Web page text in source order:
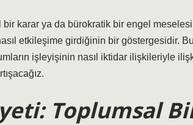
bir karar ya da bürokratik bir engel meselesi
etkileşime girdiğinin bir göstergesidir. Bu
işleyişinin nasıl iktidar ilişkileriyle
Toplumsal